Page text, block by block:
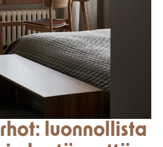
luonnollista